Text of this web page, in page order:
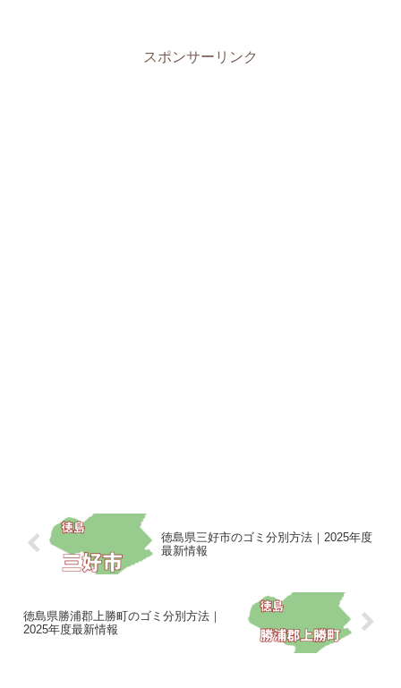
スポンサーリンク
徳島県三好市のゴミ分別方法｜2025年度
最新情報
徳島県勝浦郡上勝町のゴミ分別方法｜
2025年度最新情報